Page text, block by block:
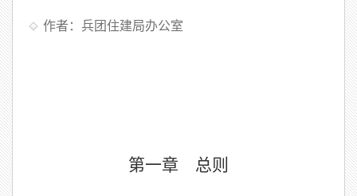
作者：兵团住建局办公室
第一章 总则